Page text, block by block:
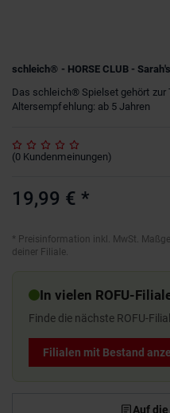
schleich® - HORSE CLUB -
Das schleich® Spielset gehört zur
Altersempfehlung: ab 5 Jahren
(0 Kundenmeinungen)
19,99 € *
* Preisinformation inkl. MwSt.
deiner Filiale.
In vielen ROFU-
Finde die nächste ROFU-
Filialen mit Bestand
Auf